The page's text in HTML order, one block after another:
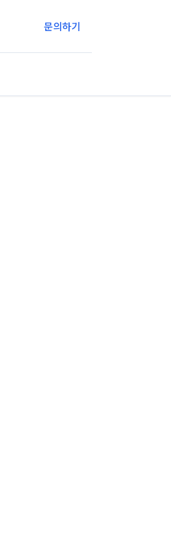
문의하기